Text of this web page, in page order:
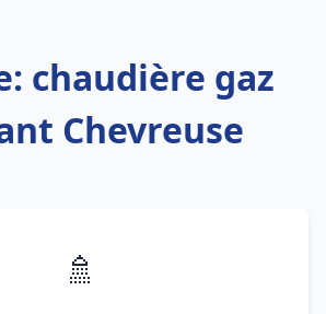
chaudière gaz
Chevreuse
🚿